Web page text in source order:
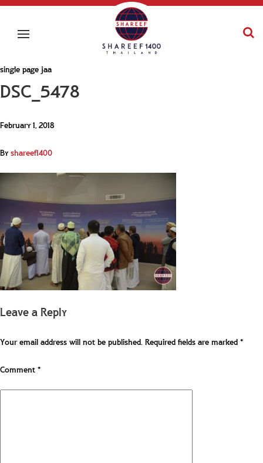
single page jaa
DSC_5478
February 1, 2018
Byshareef1400
Leave a Reply
Your email address will not be published.Required fields are marked*
Comment*